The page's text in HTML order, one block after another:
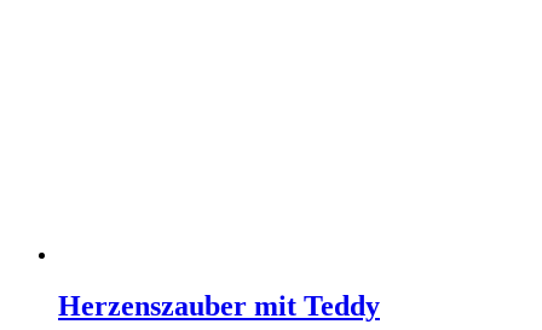
Herzenszauber mit Teddy